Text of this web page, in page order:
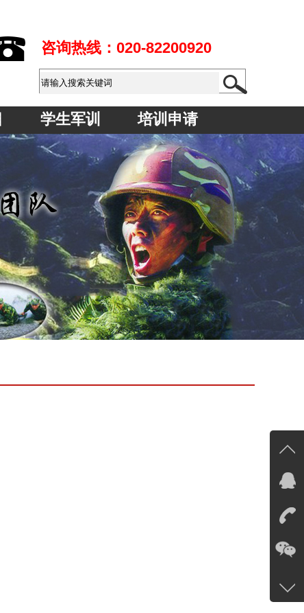
咨询热线： 020-82200920
学生军训 培训申请
在线
咨询